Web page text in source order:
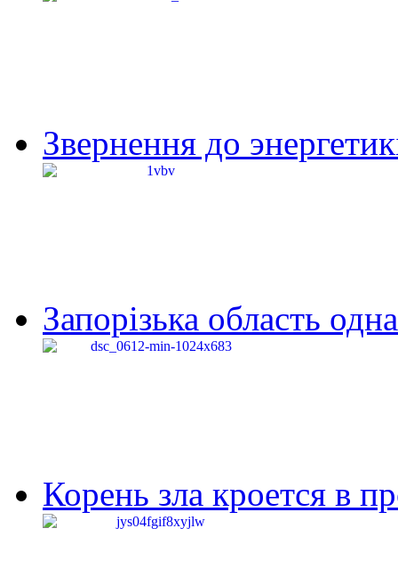
Звернення до
Запорізька область
Корень зла кроется в